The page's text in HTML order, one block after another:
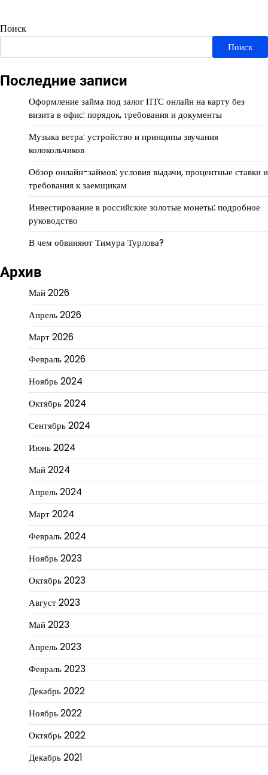
Поиск
Поиск
Последние записи
Оформление займа под залог ПТС онлайн на карту без
визита в офис: порядок, требования и документы
Музыка ветра: устройство и принципы звучания
колокольчиков
Обзор онлайн-займов: условия выдачи, процентные ставки и
требования к заемщикам
Инвестирование в российские золотые монеты: подробное
руководство
В чем обвиняют Тимура Турлова?
Архив
Май 2026
Апрель 2026
Март 2026
Февраль 2026
Ноябрь 2024
Октябрь 2024
Сентябрь 2024
Июнь 2024
Май 2024
Апрель 2024
Март 2024
Февраль 2024
Ноябрь 2023
Октябрь 2023
Август 2023
Май 2023
Апрель 2023
Февраль 2023
Декабрь 2022
Ноябрь 2022
Октябрь 2022
Декабрь 2021